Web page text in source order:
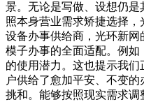
景。无论是写做、设想仍
照本身营业需求矫捷选择
设备办事供给商，光环新
模子办事的全面适配。例
的使用潜力。这也提示我
户供给了愈加平安、不变
挑和。能够按照现实需求